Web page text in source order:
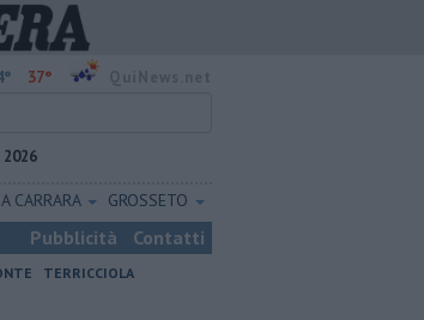
37°
CARRARA GROSSETO
Pubblicità Contatti
TERRICCIOLA